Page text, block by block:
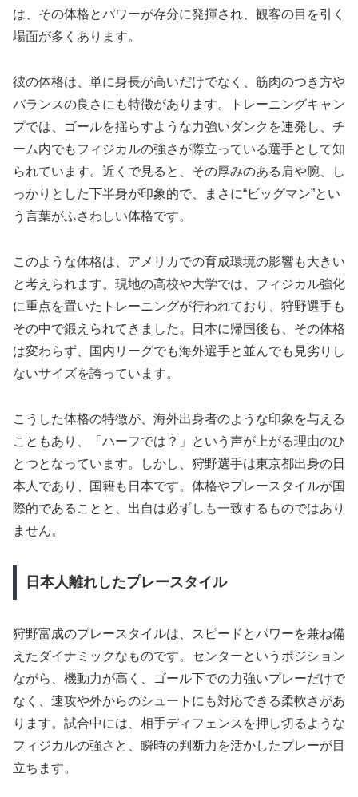
は、その体格とパワーが存分に発揮され、観客の目を引く
場面が多くあります。
彼の体格は、単に身長が高いだけでなく、筋肉のつき方や
バランスの良さにも特徴があります。トレーニングキャン
プでは、ゴールを揺らすような力強いダンクを連発し、チ
ーム内でもフィジカルの強さが際立っている選手として知
られています。近くで見ると、その厚みのある肩や腕、し
っかりとした下半身が印象的で、まさに“ビッグマン”とい
う言葉がふさわしい体格です。
このような体格は、アメリカでの育成環境の影響も大きい
と考えられます。現地の高校や大学では、フィジカル強化
に重点を置いたトレーニングが行われており、狩野選手も
その中で鍛えられてきました。日本に帰国後も、その体格
は変わらず、国内リーグでも海外選手と並んでも見劣りし
ないサイズを誇っています。
こうした体格の特徴が、海外出身者のような印象を与える
こともあり、「ハーフでは？」という声が上がる理由のひ
とつとなっています。しかし、狩野選手は東京都出身の日
本人であり、国籍も日本です。体格やプレースタイルが国
際的であることと、出自は必ずしも一致するものではあり
ません。
日本人離れしたプレースタイル
狩野富成のプレースタイルは、スピードとパワーを兼ね備
えたダイナミックなものです。センターというポジション
ながら、機動力が高く、ゴール下での力強いプレーだけで
なく、速攻や外からのシュートにも対応できる柔軟さがあ
ります。試合中には、相手ディフェンスを押し切るような
フィジカルの強さと、瞬時の判断力を活かしたプレーが目
立ちます。